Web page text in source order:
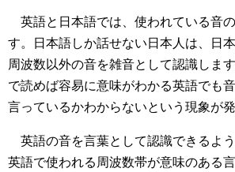
英語と日本語では、使われている音
す。日本語しか話せない日本人は、日
周波数以外の音を雑音として認識しま
で読めば容易に意味がわかる英語でも
言っているかわからないという現象が発
英語の音を言葉として認識できるよう
英語で使われる周波数帯が意味のある